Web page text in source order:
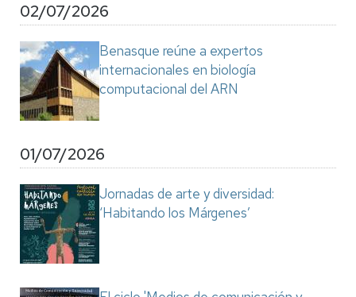
02/07/2026
Benasque reúne a expertos
internacionales en biología
computacional del ARN
01/07/2026
Jornadas de arte y diversidad:
‘Habitando los Márgenes’